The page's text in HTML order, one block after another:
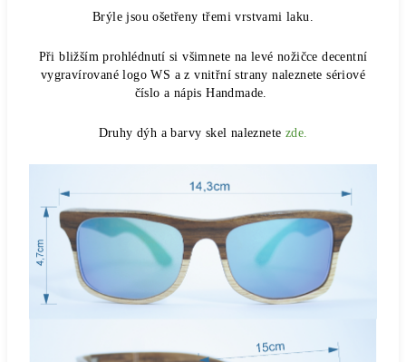
Brýle jsou ošetřeny třemi vrstvami laku.
Při bližším prohlédnutí si všimnete na levé nožičce decentní
vygravírované logo WS a z vnitřní strany naleznete sériové
číslo a nápis Handmade.
Druhy dýh a barvy skel naleznete zde.